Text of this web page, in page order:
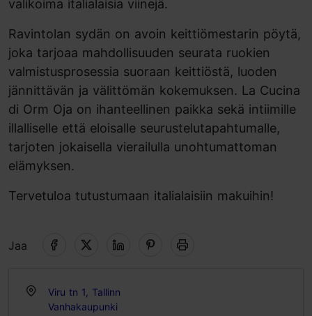
valikoima italialaisia viinejä.
Ravintolan sydän on avoin keittiömestarin pöytä,
joka tarjoaa mahdollisuuden seurata ruokien
valmistusprosessia suoraan keittiöstä, luoden
jännittävän ja välittömän kokemuksen. La Cucina
di Orm Oja on ihanteellinen paikka sekä intiimille
illalliselle että eloisalle seurustelutapahtumalle,
tarjoten jokaisella vierailulla unohtumattoman
elämyksen.
Tervetuloa tutustumaan italialaisiin makuihin!
Jaa
Viru tn 1, Tallinn
Vanhakaupunki